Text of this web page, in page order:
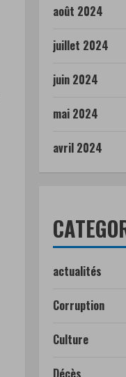
août 2024
juillet 2024
juin 2024
mai 2024
avril 2024
actualités
Corruption
Culture
Décès